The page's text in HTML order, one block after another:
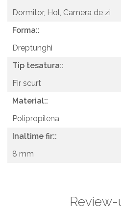
Dormitor, Hol, Camera de zi
Forma::
Dreptunghi
Tip tesatura::
Fir scurt
Material::
Polipropilena
Inaltime fir::
8 mm
Review-